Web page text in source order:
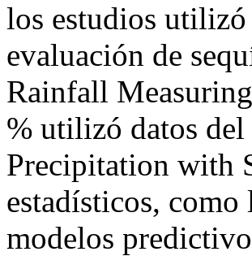
los estudios utilizó
evaluación de
Rainfall
% utilizó datos
Precipitation with
estadísticos, como
modelos